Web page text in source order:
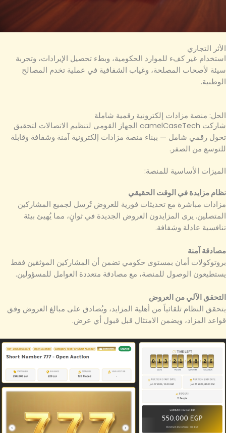
الأثر التجاري
استخدام غير كفء للموارد الحكومية، وبطء تحصيل الإيرادات، وتجربة
سيئة لأصحاب المصلحة، وغياب الشفافية في عملية تخدم المصالح
الوطنية.
الحل: منصة مزادات إلكترونية رقمية شاملة
شاركت camelCaseTech الجهاز القومي لتنظيم الاتصالات لتحقيق
تحول رقمي شامل — ببناء منصة مزادات إلكترونية آمنة وشفافة وقابلة
للتوسع من الصفر.
الميزات الأساسية للمنصة:
نظام مزايدة في الوقت الحقيقي
مزادات مباشرة مع تحديثات فورية للعروض تُرسل لجميع المشاركين
المتصلين. يرى المزايدون العروض الجديدة في ثوانٍ، مما يُهيئ بيئة
تنافسية عادلة وشفافة.
مصادقة آمنة
بروتوكولات أمان بمستوى حكومي تضمن أن المشاركين الموثقين فقط
يستطيعون الوصول للمنصة، مع مصادقة متعددة العوامل للمسؤولين.
التحقق الآلي من العروض
يتحقق النظام تلقائياً من أهلية المزايد، ويُصادق على مبالغ العروض وفق
قواعد المزاد، ويضمن الامتثال قبل قبول أي عرض.